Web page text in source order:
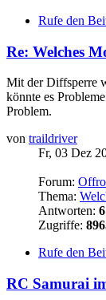
Rufe den
Re: Welches
Mit der Diffsperre
könnte es
Problem.
von traildriver
Fr, 03 Dez
Forum:
Thema:
Antworten: 6
Zugriffe:
Rufe den
RC Samurai